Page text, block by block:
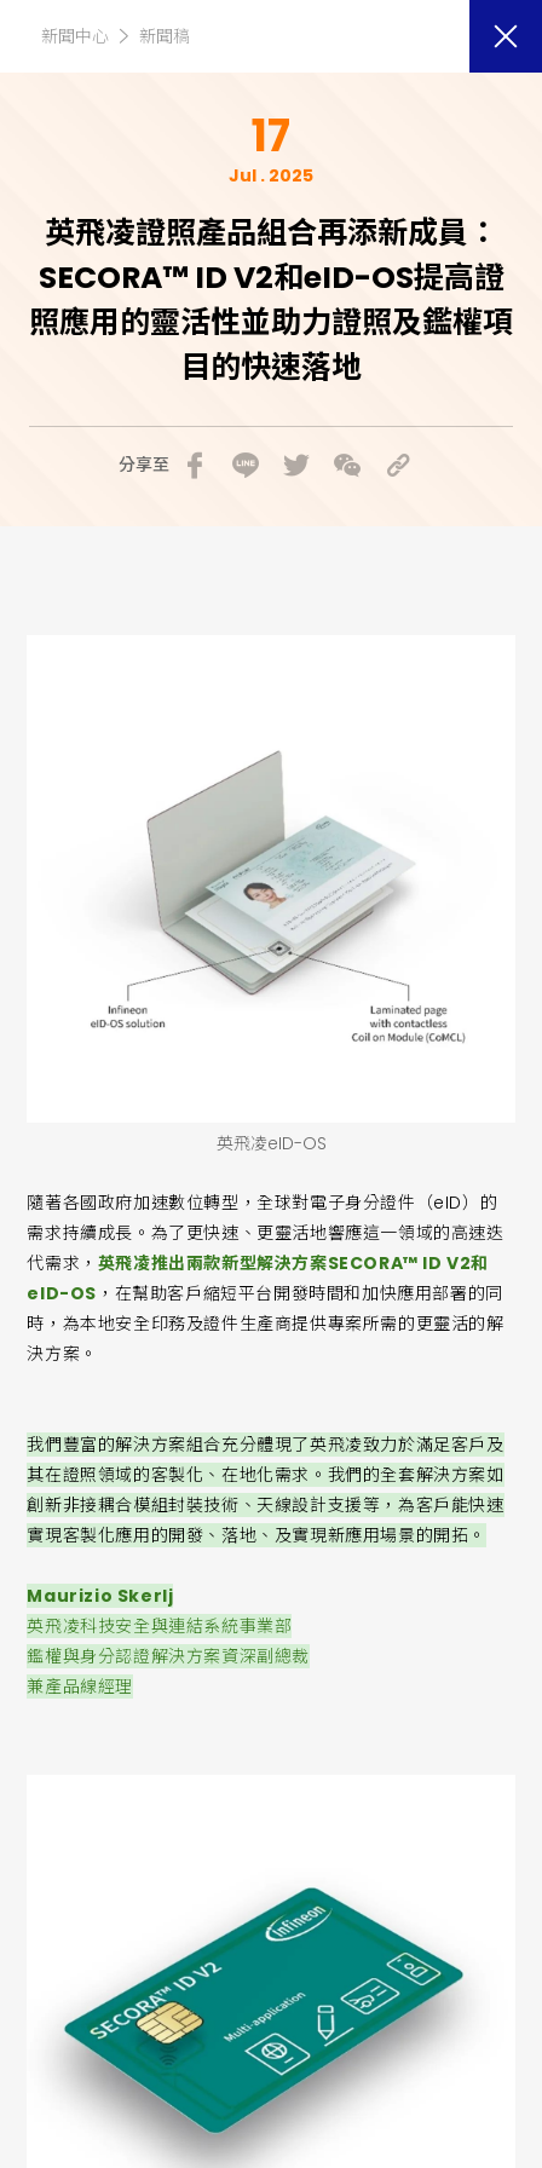
新聞中心 新聞稿
17
Jul . 2025
英飛凌證照產品組合再添新成員：
SECORA™ ID V2和eID-OS提高證
照應用的靈活性並助力證照及鑑權項
目的快速落地
分享至
英飛凌eID-OS
隨著各國政府加速數位轉型，全球對電子身分證件（eID）的
需求持續成長。為了更快速、更靈活地響應這一領域的高速迭
代需求， 英飛凌推出兩款新型解決方案SECORA™ ID V2和
eID-OS ，在幫助客戶縮短平台開發時間和加快應用部署的同
時，為本地安全印務及證件生產商提供專案所需的更靈活的解
決方案。
我們豐富的解決方案組合充分體現了英飛凌致力於滿足客戶及
其在證照領域的客製化、在地化需求。我們的全套解決方案如
創新非接耦合模組封裝技術、天線設計支援等，為客戶能快速
實現客製化應用的開發、落地、及實現新應用場景的開拓。
Maurizio Skerlj
英飛凌科技安全與連結系統事業部
鑑權與身分認證解決方案資深副總裁
兼產品線經理